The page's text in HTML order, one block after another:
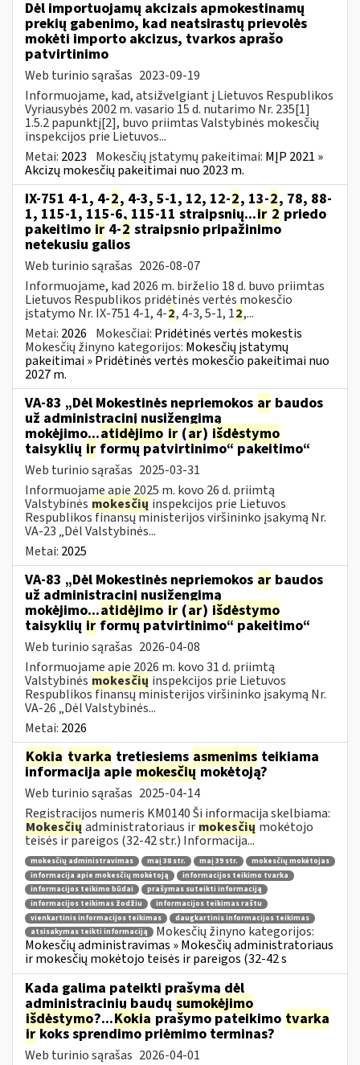
Dėl importuojamų akcizais apmokestinamų
prekių gabenimo, kad neatsirastų prievolės
mokėti importo akcizus, tvarkos aprašo
patvirtinimo
Web turinio sąrašas 2023-09-19
Informuojame, kad, atsižvelgiant į Lietuvos Respublikos
Vyriausybės 2002 m. vasario 15 d. nutarimo Nr. 235[1]
1.5.2 papunktį[2], buvo priimtas Valstybinės mokesčių
inspekcijos prie Lietuvos...
Metai: 2023 Mokesčių įstatymų pakeitimai: MĮP 2021 »
Akcizų mokesčių pakeitimai nuo 2023 m.
IX-751 4-1, 4-2, 4-3, 5-1, 12, 12-2, 13-2, 78, 88-
1, 115-1, 115-6, 115-11 straipsnių...ir 2 priedo
pakeitimo ir 4-2 straipsnio pripažinimo
netekusiu galios
Web turinio sąrašas 2026-08-07
Informuojame, kad 2026 m. birželio 18 d. buvo priimtas
Lietuvos Respublikos pridėtinės vertės mokesčio
įstatymo Nr. IX-751 4-1, 4-2, 4-3, 5-1, 12,...
Metai: 2026 Mokesčiai: Pridėtinės vertės mokestis
Mokesčių žinyno kategorijos: Mokesčių įstatymų
pakeitimai » Pridėtinės vertės mokesčio pakeitimai nuo
2027 m.
VA-83 „Dėl Mokestinės nepriemokos ar baudos
už administracinį nusižengimą
mokėjimo...atidėjimo ir (ar) išdėstymo
taisyklių ir formų patvirtinimo“ pakeitimo“
Web turinio sąrašas 2025-03-31
Informuojame apie 2025 m. kovo 26 d. priimtą
Valstybinės mokesčių inspekcijos prie Lietuvos
Respublikos finansų ministerijos viršininko įsakymą Nr.
VA-23 „Dėl Valstybinės...
Metai: 2025
VA-83 „Dėl Mokestinės nepriemokos ar baudos
už administracinį nusižengimą
mokėjimo...atidėjimo ir (ar) išdėstymo
taisyklių ir formų patvirtinimo“ pakeitimo“
Web turinio sąrašas 2026-04-08
Informuojame apie 2026 m. kovo 31 d. priimtą
Valstybinės mokesčių inspekcijos prie Lietuvos
Respublikos finansų ministerijos viršininko įsakymą Nr.
VA-26 „Dėl Valstybinės...
Metai: 2026
Kokia tvarka tretiesiems asmenims teikiama
informacija apie mokesčiųmokėtoją?
Web turinio sąrašas 2025-04-14
Registracijos numeris KM0140 Ši informacija skelbiama:
Mokesčių administratoriaus ir mokesčių mokėtojo
teisės ir pareigos (32-42 str.) Informacija...
mokesčių administravimas maį 38 str. maį 39 str.
mokesčių mokėtojas
informacija apie mokesčių mokėtoją
informacijos teikimo tvarka
informacijos teikimo būdai
prašymas suteikti informaciją
informacijos teikimas žodžiu
informacijos teikimas raštu
vienkartinis informacijos teikimas
daugkartinis informacijos teikimas
atsisakymas teikti informaciją
Mokesčių žinyno kategorijos:
Mokesčių administravimas » Mokesčių administratoriaus
ir mokesčių mokėtojo teisės ir pareigos (32-42 s
Kada galima pateikti prašymą dėl
administracinių baudų sumokėjimo
išdėstymo?...Kokia prašymo pateikimo tvarka
irkoks sprendimo priėmimo terminas?
Web turinio sąrašas 2026-04-01